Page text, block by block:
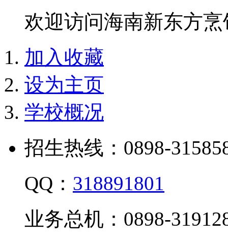
欢迎访问海南新东方
加入收藏
设为主页
学校概况
招生热线：0898-
QQ： 318891801
业务总机：0898-